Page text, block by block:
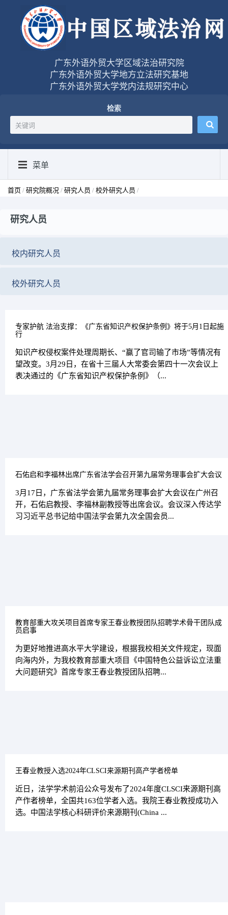
广东外语外贸大学区域法治研究院
广东外语外贸大学地方立法研究基地
广东外语外贸大学党内法规研究中心
检索
菜单
首页 / 研究院概况 / 研究人员 / 校外研究人员 /
研究人员
校内研究人员
校外研究人员
专家护航 法治支撑：《广东省知识产权保护条例》将于5月1日起施
行
知识产权侵权案件处理周期长、“赢了官司输了市场”等情况有
望改变。3月29日，在省十三届人大常委会第四十一次会议上
表决通过的《广东省知识产权保护条例》（...
石佑启和李福林出席广东省法学会召开第九届常务理事会扩大会议
3月17日，广东省法学会第九届常务理事会扩大会议在广州召
开，石佑启教授、李福林副教授等出席会议。会议深入传达学
习习近平总书记给中国法学会第九次全国会员...
教育部重大攻关项目首席专家王春业教授团队招聘学术骨干团队成
员启事
为更好地推进高水平大学建设，根据我校相关文件规定，现面
向海内外，为我校教育部重大项目《中国特色公益诉讼立法重
大问题研究》首席专家王春业教授团队招聘...
王春业教授入选2024年CLSCI来源期刊高产学者榜单
近日，法学学术前沿公众号发布了2024年度CLSCI来源期刊高
产作者榜单，全国共163位学者入选。我院王春业教授成功入
选。​中国法学核心科研评价来源期刊(China ...